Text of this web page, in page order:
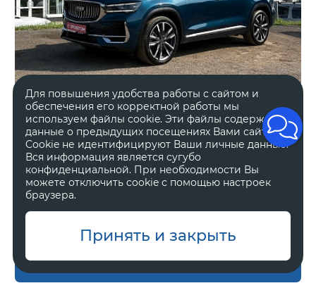
2024 год
Полный
52 391 км.
Автоматическая
2 л, 238 л.с.
Внедорожник 5 дв.
В наличии Один владелец
Оставить заявку
Для повышения удобства работы с сайтом и
обеспечения его корректной работы мы
используем файлы cookie. Эти файлы содержат
данные о предыдущих посещениях Вами сайта.
Cookie не идентифицируют Ваши личные данные.
Вся информация является сугубо
конфиденциальной. При необходимости Вы
можете отключить cookie с помощью настроек
браузера.
Принять и закрыть